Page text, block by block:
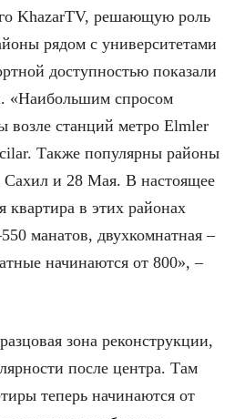
KhazarTV, решающую роль
рядом с университетами
доступностью показали
«Наибольшим спросом
возле станций метро Elmler
Также популярны районы
Сахил и 28 Мая. В настоящее
квартира в этих районах
манатов, двухкомнатная –
начинаются от 800», –
зона реконструкции,
после центра. Там
теперь начинаются от